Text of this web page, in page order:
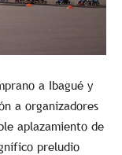
a Ibagué y
a organizadores
aplazamiento de
preludio